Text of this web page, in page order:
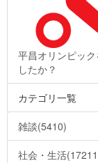
平昌オリンピッ
したか？
カテゴリ一覧
雑談(5410)
社会・生活